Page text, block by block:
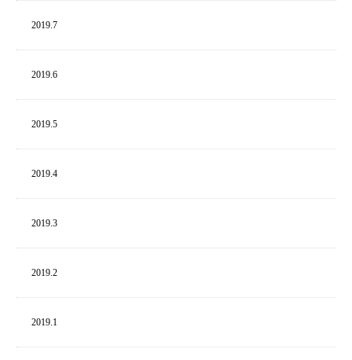
2019. 7
2019. 6
2019. 5
2019. 4
2019. 3
2019. 2
2019. 1